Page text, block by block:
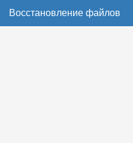
Восстановление файлов